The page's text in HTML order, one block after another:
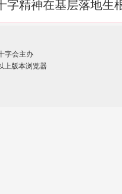
精神在基层落地生
字会主办
上版本浏览器